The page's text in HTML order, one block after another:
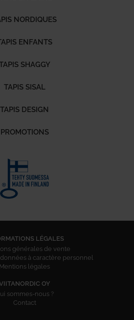
NORDIQUES
ENFANTS
SHAGGY
TAPIS SISAL
TAPIS DESIGN
PROMOTIONS
LÉGALES
générales de vente
à caractère personnel
Mentions légales
OY
sommes-nous ?
Contact